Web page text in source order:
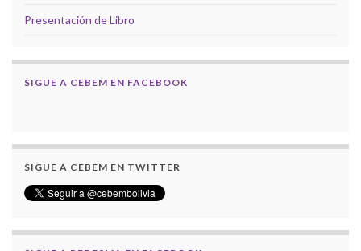
Presentación de Libro
SIGUE A CEBEM EN FACEBOOK
SIGUE A CEBEM EN TWITTER